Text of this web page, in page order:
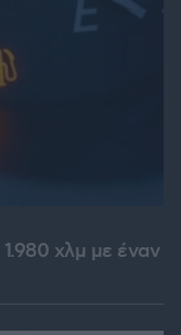
1.980 χλμ με έναν